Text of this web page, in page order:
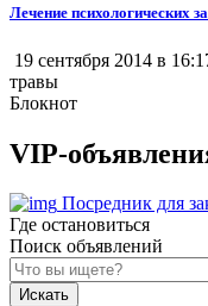
Лечение психологических
19 сентября 2014 в
травы
Блокнот
VIP-
Посредник для
Где остановиться
Поиск объявлений
Искать